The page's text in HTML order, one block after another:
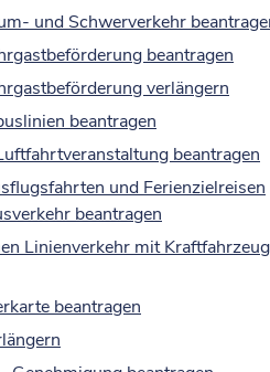
und Schwerverkehr
beantragen
verlängern
beantragen
beantragen
und Ferienzielreisen
beantragen
Linienverkehr mit
beantragen